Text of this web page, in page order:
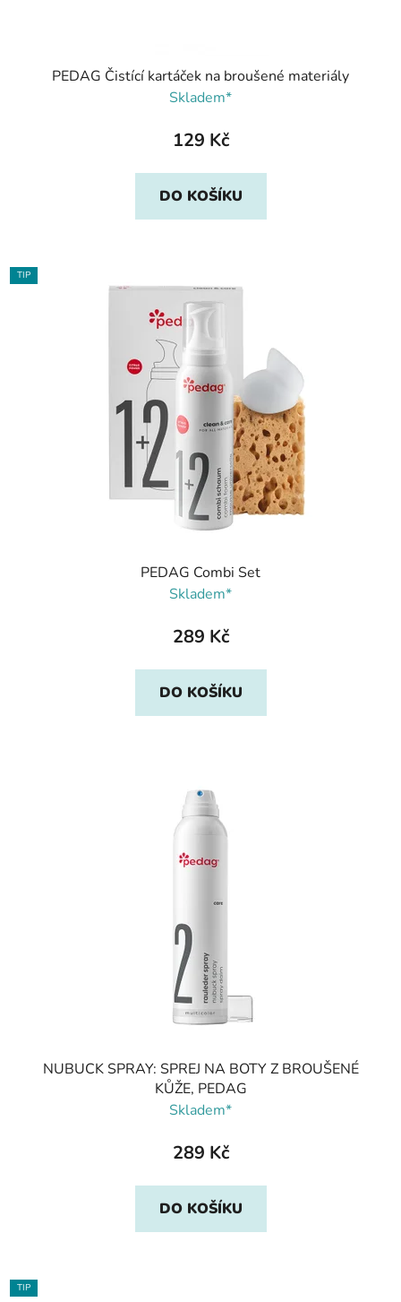
PEDAG Čistící kartáček na broušené materiály
Skladem*
129 Kč
DO KOŠÍKU
TIP
PEDAG Combi Set
Skladem*
289 Kč
DO KOŠÍKU
NUBUCK SPRAY: SPREJ NA BOTY Z BROUŠENÉ
KŮŽE, PEDAG
Skladem*
289 Kč
DO KOŠÍKU
TIP